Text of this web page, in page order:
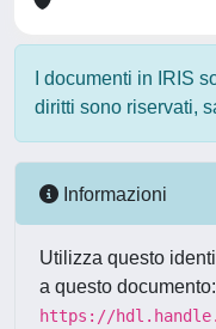
I documenti in IRIS
diritti sono riservati,
Informazioni
Utilizza questo
a questo documento:
https://